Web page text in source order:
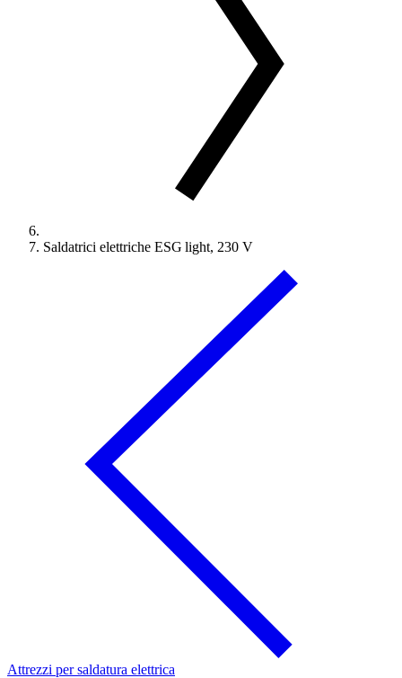
Saldatrici elettriche ESG light, 230 V
Attrezzi per saldatura elettrica